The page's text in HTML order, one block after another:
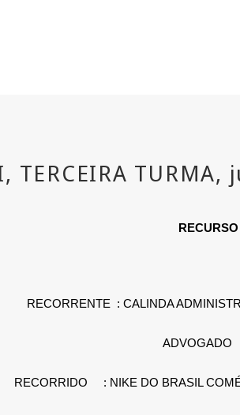
RECORRENTE : CALINDA
ADVOGADO
RECORRIDO : NIKE DO BRASIL